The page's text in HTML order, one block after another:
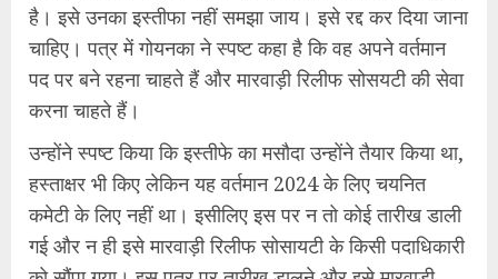
है। इसे उनका इस्‍तीफा नहीं समझा जाय। इसे रद्द कर दिया जाना
चाहिए। पत्र में गोयनका ने स्‍पष्‍ट कहा है कि वह अपने वर्तमान
पद पर बने रहना चाहते हैं और मारवाड़ी रिलीफ सोसयटी की सेवा
करना चाहते हैं।
उन्‍होंने स्‍पष्‍ट किया कि इस्‍तीफे का मसौदा उन्‍होंने तैयार किया था,
हस्‍ताक्षर भी किए लेकिन यह वर्तमान 2024 के लिए चयनित
कमेटी के लिए नहीं था। इसीलिए इस पर न तो कोई तारीख डाली
गई और न ही इसे मारवाड़ी रिलीफ सोसायटी के किसी पदाधिकारी